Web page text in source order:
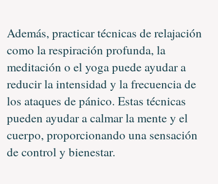
Además, practicar técnicas de relajación
como la respiración profunda, la
meditación o el yoga puede ayudar a
reducir la intensidad y la frecuencia de
los ataques de pánico. Estas técnicas
pueden ayudar a calmar la mente y el
cuerpo, proporcionando una sensación
de control y bienestar.